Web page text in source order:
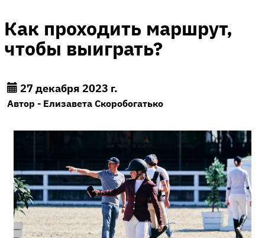
Как проходить маршрут,
чтобы выиграть?
27 декабря 2023 г.
Автор - Елизавета Скоробогатько